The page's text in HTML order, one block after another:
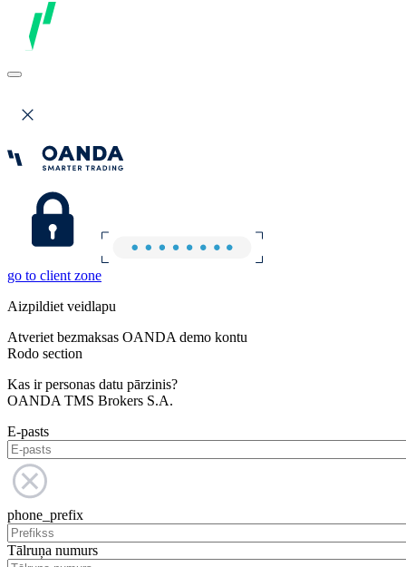
go to client zone
Aizpildiet veidlapu
Atveriet bezmaksas OANDA demo kontu
Rodo section
Kas ir personas datu pārzinis?
OANDA TMS Brokers S.A.
E-pasts
phone_prefix
Tālruņa numurs